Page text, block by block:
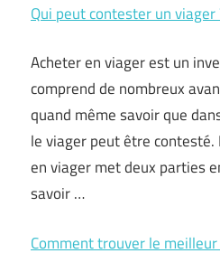
Qui peut contester un viager
Acheter en viager est un
comprend de nombreux
quand même savoir que
le viager peut être contesté.
en viager met deux parties
savoir …
Comment trouver le